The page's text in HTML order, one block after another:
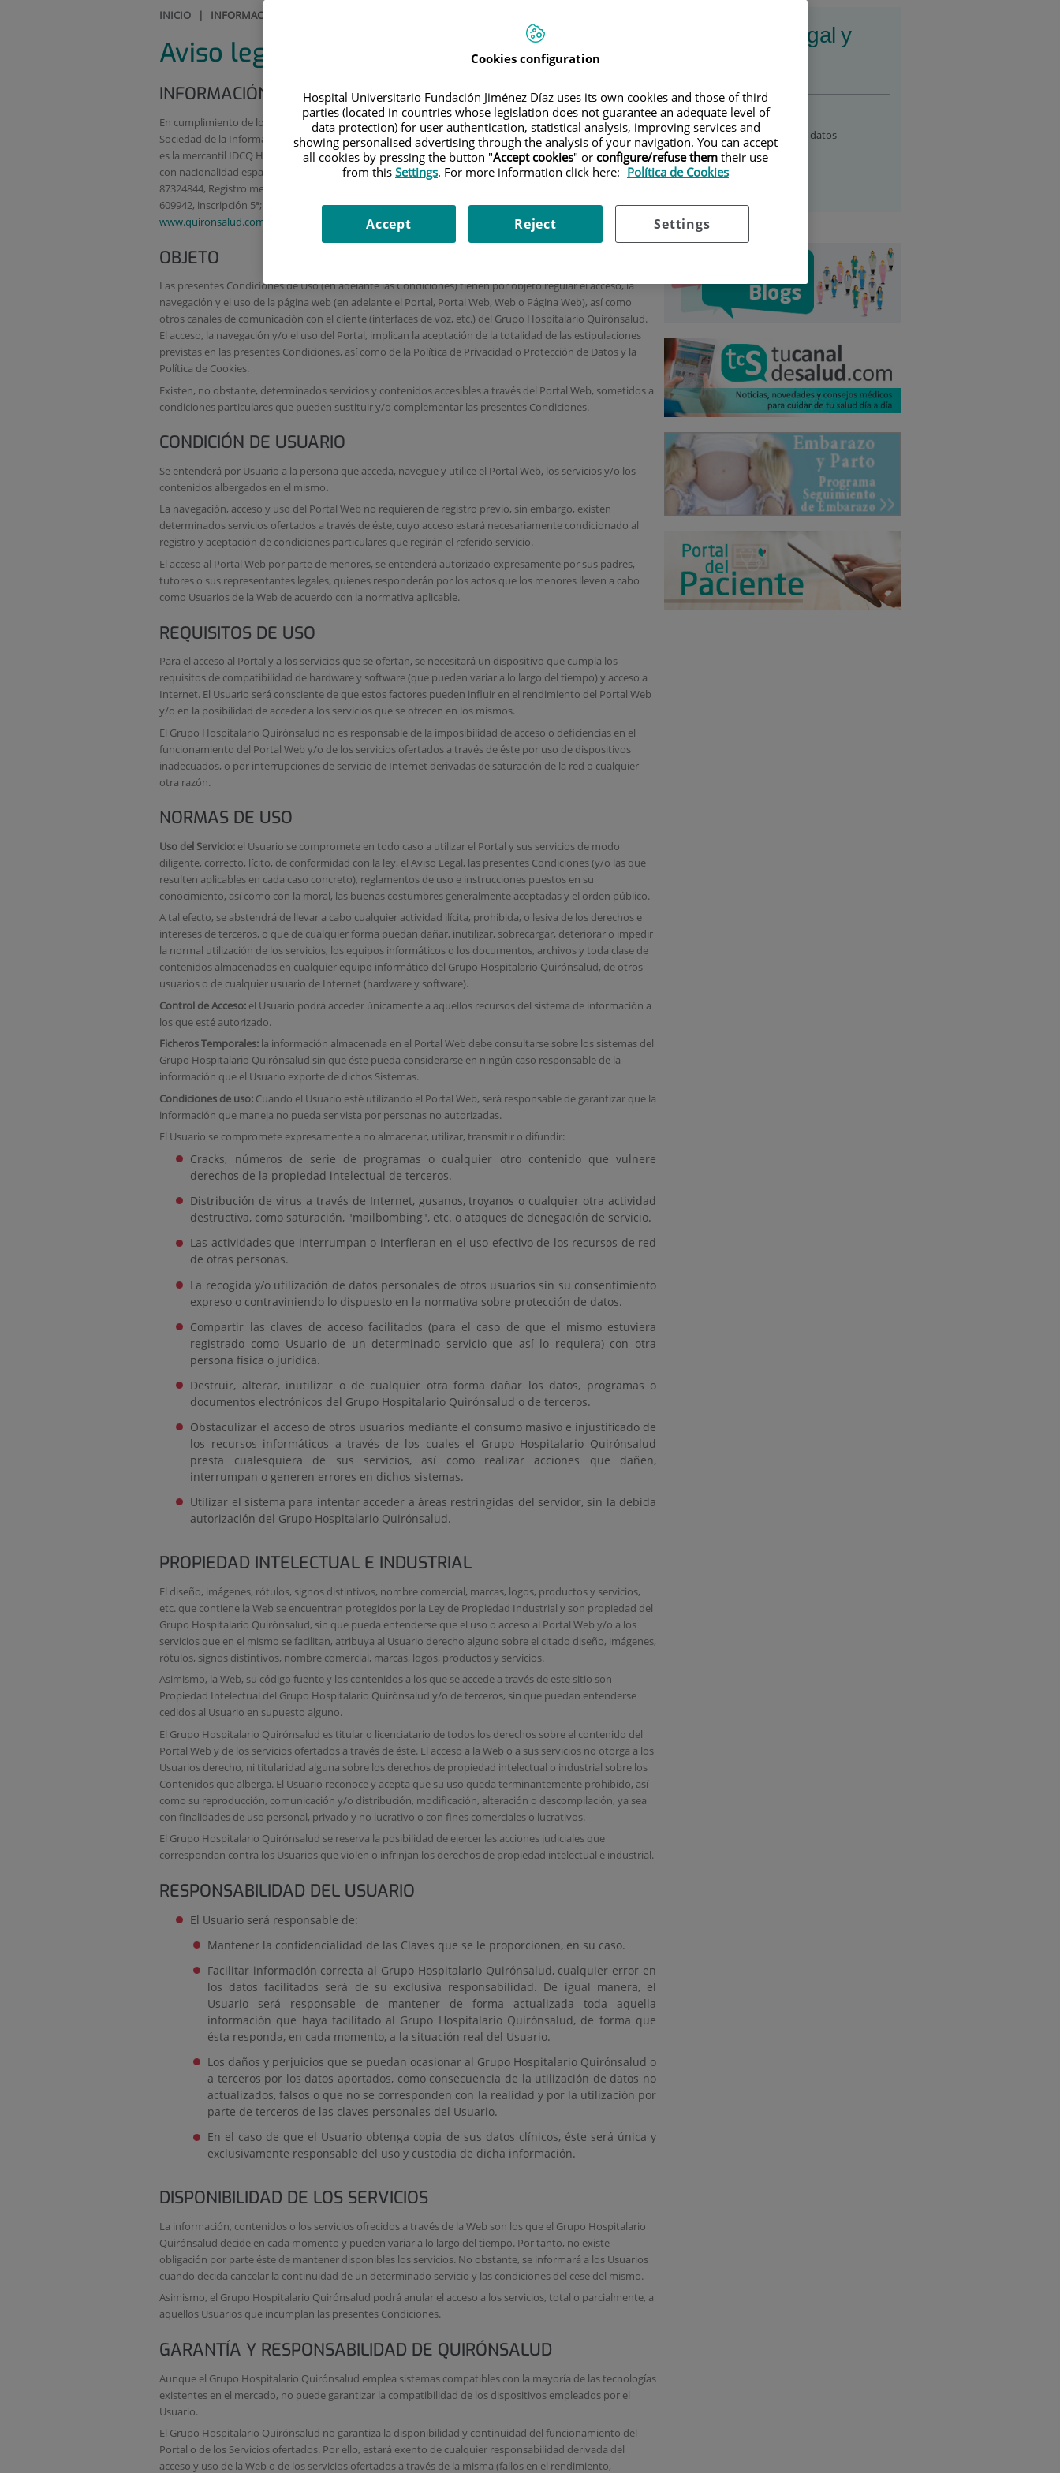
INICIO | INFORMACIÓN LEGAL Y ACCESIBILIDAD
Aviso legal
INFORMACIÓN LEGAL
En cumplimiento de lo dispuesto en el artículo 10 de la Ley 34/2002, de 11 de julio, de Servicios de la
Sociedad de la Información y de Comercio Electrónico, se informa que la entidad prestadora de Servicios
es la mercantil IDCQ Hospitales y Sanidad, S.L.U. (en adelante, Grupo Hospitalario Quirónsalud), sociedad
con nacionalidad española y domicilio social en Madrid, C/ Ramírez de Arellano 21, 28043 Madrid, CIF B-
87324844, Registro mercantil de Madrid, constando en el Tomo 34.117, Folio 103, Sección 8, Hoja M-
609942, inscripción 5ª; entidad autorizada para la prestación de Servicio sanitarios a través de la dirección
www.quironsalud.com
OBJETO
Las presentes Condiciones de Uso (en adelante las Condiciones) tienen por objeto regular el acceso, la
navegación y el uso de la página web (en adelante el Portal, Portal Web, Web o Página Web), así como
otros canales de comunicación con el cliente (interfaces de voz, etc.) del Grupo Hospitalario Quirónsalud.
El acceso, la navegación y/o el uso del Portal, implican la aceptación de la totalidad de las estipulaciones
previstas en las presentes Condiciones, así como de la Política de Privacidad o Protección de Datos y la
Política de Cookies.
Existen, no obstante, determinados servicios y contenidos accesibles a través del Portal Web, sometidos a
condiciones particulares que pueden sustituir y/o complementar las presentes Condiciones.
CONDICIÓN DE USUARIO
Se entenderá por Usuario a la persona que acceda, navegue y utilice el Portal Web, los servicios y/o los
contenidos albergados en el mismo.
La navegación, acceso y uso del Portal Web no requieren de registro previo, sin embargo, existen
determinados servicios ofertados a través de éste, cuyo acceso estará necesariamente condicionado al
registro y aceptación de condiciones particulares que regirán el referido servicio.
El acceso al Portal Web por parte de menores, se entenderá autorizado expresamente por sus padres,
tutores o sus representantes legales, quienes responderán por los actos que los menores lleven a cabo
como Usuarios de la Web de acuerdo con la normativa aplicable.
REQUISITOS DE USO
Para el acceso al Portal y a los servicios que se ofertan, se necesitará un dispositivo que cumpla los
requisitos de compatibilidad de hardware y software (que pueden variar a lo largo del tiempo) y acceso a
Internet. El Usuario será consciente de que estos factores pueden influir en el rendimiento del Portal Web
y/o en la posibilidad de acceder a los servicios que se ofrecen en los mismos.
El Grupo Hospitalario Quirónsalud no es responsable de la imposibilidad de acceso o deficiencias en el
funcionamiento del Portal Web y/o de los servicios ofertados a través de éste por uso de dispositivos
inadecuados, o por interrupciones de servicio de Internet derivadas de saturación de la red o cualquier
otra razón.
NORMAS DE USO
Uso del Servicio: el Usuario se compromete en todo caso a utilizar el Portal y sus servicios de modo
diligente, correcto, lícito, de conformidad con la ley, el Aviso Legal, las presentes Condiciones (y/o las que
resulten aplicables en cada caso concreto), reglamentos de uso e instrucciones puestos en su
conocimiento, así como con la moral, las buenas costumbres generalmente aceptadas y el orden público.
A tal efecto, se abstendrá de llevar a cabo cualquier actividad ilícita, prohibida, o lesiva de los derechos e
intereses de terceros, o que de cualquier forma puedan dañar, inutilizar, sobrecargar, deteriorar o impedir
la normal utilización de los servicios, los equipos informáticos o los documentos, archivos y toda clase de
contenidos almacenados en cualquier equipo informático del Grupo Hospitalario Quirónsalud, de otros
usuarios o de cualquier usuario de Internet (hardware y software).
Control de Acceso: el Usuario podrá acceder únicamente a aquellos recursos del sistema de información a
los que esté autorizado.
Ficheros Temporales: la información almacenada en el Portal Web debe consultarse sobre los sistemas del
Grupo Hospitalario Quirónsalud sin que éste pueda considerarse en ningún caso responsable de la
información que el Usuario exporte de dichos Sistemas.
Condiciones de uso: Cuando el Usuario esté utilizando el Portal Web, será responsable de garantizar que la
información que maneja no pueda ser vista por personas no autorizadas.
El Usuario se compromete expresamente a no almacenar, utilizar, transmitir o difundir:
Cracks, números de serie de programas o cualquier otro contenido que vulnere
derechos de la propiedad intelectual de terceros.
Distribución de virus a través de Internet, gusanos, troyanos o cualquier otra actividad
destructiva, como saturación, "mailbombing", etc. o ataques de denegación de servicio.
Las actividades que interrumpan o interfieran en el uso efectivo de los recursos de red
de otras personas.
La recogida y/o utilización de datos personales de otros usuarios sin su consentimiento
expreso o contraviniendo lo dispuesto en la normativa sobre protección de datos.
Compartir las claves de acceso facilitados (para el caso de que el mismo estuviera
registrado como Usuario de un determinado servicio que así lo requiera) con otra
persona física o jurídica.
Destruir, alterar, inutilizar o de cualquier otra forma dañar los datos, programas o
documentos electrónicos del Grupo Hospitalario Quirónsalud o de terceros.
Obstaculizar el acceso de otros usuarios mediante el consumo masivo e injustificado de
los recursos informáticos a través de los cuales el Grupo Hospitalario Quirónsalud
presta cualesquiera de sus servicios, así como realizar acciones que dañen,
interrumpan o generen errores en dichos sistemas.
Utilizar el sistema para intentar acceder a áreas restringidas del servidor, sin la debida
autorización del Grupo Hospitalario Quirónsalud.
PROPIEDAD INTELECTUAL E INDUSTRIAL
El diseño, imágenes, rótulos, signos distintivos, nombre comercial, marcas, logos, productos y servicios,
etc. que contiene la Web se encuentran protegidos por la Ley de Propiedad Industrial y son propiedad del
Grupo Hospitalario Quirónsalud, sin que pueda entenderse que el uso o acceso al Portal Web y/o a los
servicios que en el mismo se facilitan, atribuya al Usuario derecho alguno sobre el citado diseño, imágenes,
rótulos, signos distintivos, nombre comercial, marcas, logos, productos y servicios.
Asimismo, la Web, su código fuente y los contenidos a los que se accede a través de este sitio son
Propiedad Intelectual del Grupo Hospitalario Quirónsalud y/o de terceros, sin que puedan entenderse
cedidos al Usuario en supuesto alguno.
El Grupo Hospitalario Quirónsalud es titular o licenciatario de todos los derechos sobre el contenido del
Portal Web y de los servicios ofertados a través de éste. El acceso a la Web o a sus servicios no otorga a los
Usuarios derecho, ni titularidad alguna sobre los derechos de propiedad intelectual o industrial sobre los
Contenidos que alberga. El Usuario reconoce y acepta que su uso queda terminantemente prohibido, así
como su reproducción, comunicación y/o distribución, modificación, alteración o descompilación, ya sea
con finalidades de uso personal, privado y no lucrativo o con fines comerciales o lucrativos.
El Grupo Hospitalario Quirónsalud se reserva la posibilidad de ejercer las acciones judiciales que
correspondan contra los Usuarios que violen o infrinjan los derechos de propiedad intelectual e industrial.
RESPONSABILIDAD DEL USUARIO
El Usuario será responsable de:
Mantener la confidencialidad de las Claves que se le proporcionen, en su caso.
Facilitar información correcta al Grupo Hospitalario Quirónsalud, cualquier error en
los datos facilitados será de su exclusiva responsabilidad. De igual manera, el
Usuario será responsable de mantener de forma actualizada toda aquella
información que haya facilitado al Grupo Hospitalario Quirónsalud, de forma que
ésta responda, en cada momento, a la situación real del Usuario.
Los daños y perjuicios que se puedan ocasionar al Grupo Hospitalario Quirónsalud o
a terceros por los datos aportados, como consecuencia de la utilización de datos no
actualizados, falsos o que no se corresponden con la realidad y por la utilización por
parte de terceros de las claves personales del Usuario.
En el caso de que el Usuario obtenga copia de sus datos clínicos, éste será única y
exclusivamente responsable del uso y custodia de dicha información.
DISPONIBILIDAD DE LOS SERVICIOS
La información, contenidos o los servicios ofrecidos a través de la Web son los que el Grupo Hospitalario
Quirónsalud decide en cada momento y pueden variar a lo largo del tiempo. Por tanto, no existe
obligación por parte éste de mantener disponibles los servicios. No obstante, se informará a los Usuarios
cuando decida cancelar la continuidad de un determinado servicio y las condiciones del cese del mismo.
Asimismo, el Grupo Hospitalario Quirónsalud podrá anular el acceso a los servicios, total o parcialmente, a
aquellos Usuarios que incumplan las presentes Condiciones.
GARANTÍA Y RESPONSABILIDAD DE QUIRÓNSALUD
Aunque el Grupo Hospitalario Quirónsalud emplea sistemas compatibles con la mayoría de las tecnologías
existentes en el mercado, no puede garantizar la compatibilidad de los dispositivos empleados por el
Usuario.
El Grupo Hospitalario Quirónsalud no garantiza la disponibilidad y continuidad del funcionamiento del
Portal o de los Servicios ofertados. Por ello, estará exento de cualquier responsabilidad derivada del
acceso y uso de la Web o de los servicios ofertados a través de la misma (fallos en el rendimiento,
Información legal y
Aviso legal
Política de protección de datos
Accesibilidad
Política de Cookies
Cookies configuration
Hospital Universitario Fundación Jiménez Díaz uses its own cookies and those of third
parties (located in countries whose legislation does not guarantee an adequate level of
data protection) for user authentication, statistical analysis, improving services and
showing personalised advertising through the analysis of your navigation. You can accept
all cookies by pressing the button "Accept cookies" or configure/refuse them their use
from this Settings. For more information click here: Política de Cookies
Settings
Reject
Accept